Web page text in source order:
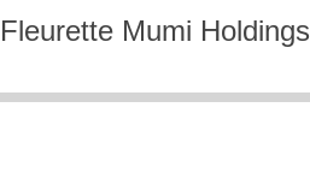
Fleurette Mumi Holdings